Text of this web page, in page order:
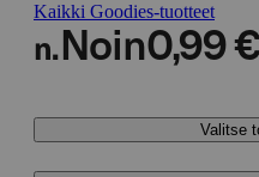
Kaikki Goodies-tuotteet
n. Noin0,99 €
Valitse